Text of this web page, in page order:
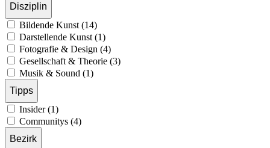
Disziplin
Bildende Kunst (14)
Darstellende Kunst (1)
Fotografie & Design (4)
Gesellschaft & Theorie (3)
Musik & Sound (1)
Tipps
Insider (1)
Communitys (4)
Bezirk